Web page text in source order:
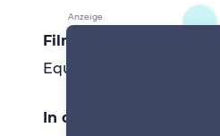
Filme & Serien
Equalizer, Blacklist,
In der Umgebung